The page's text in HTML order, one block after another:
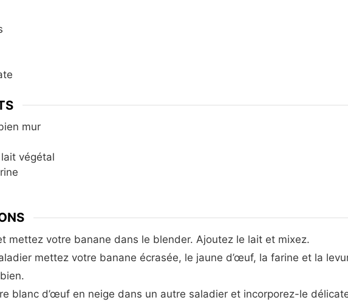
mur
végétal
mettez votre banane dans le blender. Ajoutez le lait et mixez.
mettez votre banane écrasée, le jaune d’œuf, la farine et la
blanc d’œuf en neige dans un autre saladier et incorporez-le